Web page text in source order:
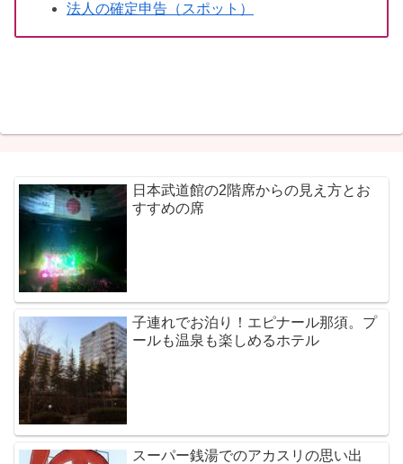
法人の確定申告（スポット）
日本武道館の2階席からの見え方とお
すすめの席
子連れでお泊り！エピナール那須。プ
ールも温泉も楽しめるホテル
スーパー銭湯でのアカスリの思い出